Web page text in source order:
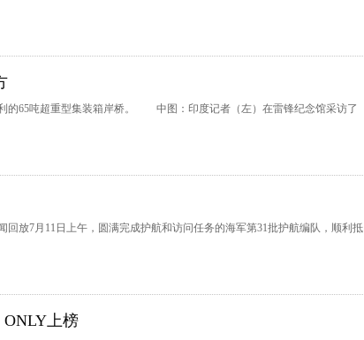
65吨超重型集装箱岸桥。 中图：印度记者（左）在雷锋纪念馆采访了
7月11日上午，圆满完成护航和访问任务的海军第31批护航编队，顺利抵
ONLY上榜